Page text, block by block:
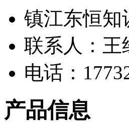
镇江东恒知
联系人：王
电话：
产品信息